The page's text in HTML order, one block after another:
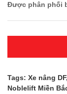
Được phân phối
Tags: Xe nâng DF,
Noblelift Miền